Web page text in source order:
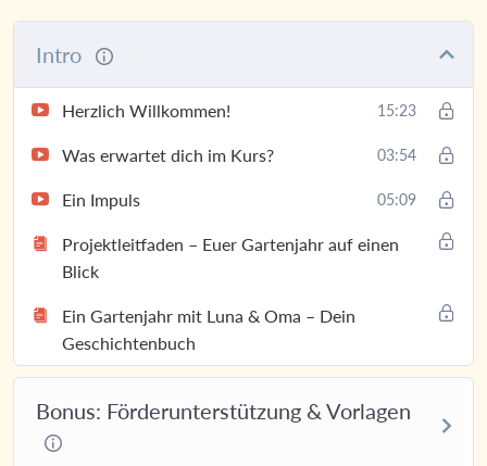
Intro
Herzlich Willkommen! 15:23
Was erwartet dich im Kurs? 03:54
Ein Impuls 05:09
Projektleitfaden – Euer Gartenjahr auf einen
Blick
Ein Gartenjahr mit Luna & Oma – Dein
Geschichtenbuch
Bonus: Förderunterstützung & Vorlagen